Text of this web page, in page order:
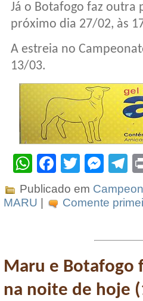
Já o Botafogo faz outra
próximo dia 27/02, às
A estreia no
13/03.
WhatsApp
Facebook
Twitter
Publicado em
MARU
Comente
Maru e Botafogo
na noite de hoje